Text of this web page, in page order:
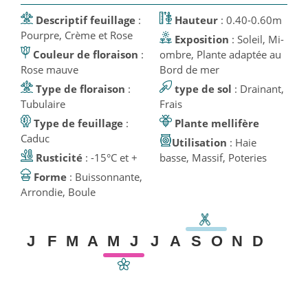
Descriptif feuillage :
Pourpre, Crème et Rose
Couleur de floraison :
Rose mauve
Type de floraison :
Tubulaire
Type de feuillage :
Caduc
Rusticité : -15°C et +
Forme : Buissonnante,
Arrondie, Boule
Hauteur: 0.40-0.60m
Exposition : Soleil, Mi-
ombre, Plante adaptée au
Bord de mer
type de sol : Drainant,
Frais
Plante mellifère
Utilisation : Haie
basse, Massif, Poteries
J F M A M J J A S O N D